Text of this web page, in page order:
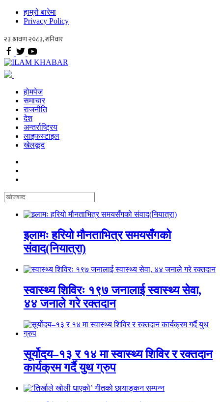
हाम्रो बारेमा
Privacy Policy
होमपेज
समाचार
राजनीति
देश
अन्तर्राष्ट्रिय
लाइफस्टाइल
खेलकूद
इलामः हरियो मौनताभित्र समयसँगको
संवाद(नियात्रा)
स्वास्थ्य शिविरः १९७ जनालाई स्वास्थ्य सेवा,
४४ जनाले गरे रक्तदान
सूर्योदय–१३ र १४ मा स्वास्थ्य शिविर र रक्तदान
कार्यक्रम गर्दै युथ ग्रुप